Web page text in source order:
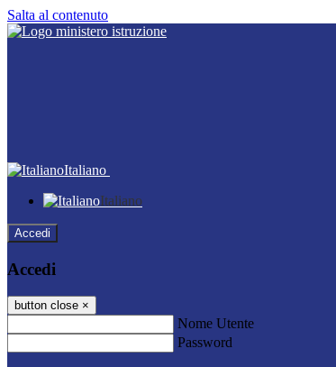
Salta al contenuto
Italiano
Italiano
Accedi
Accedi
button close ×
Nome Utente
Password